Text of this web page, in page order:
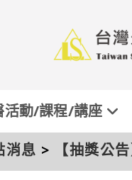
活動/課程/講座
消息 > 【抽獎公